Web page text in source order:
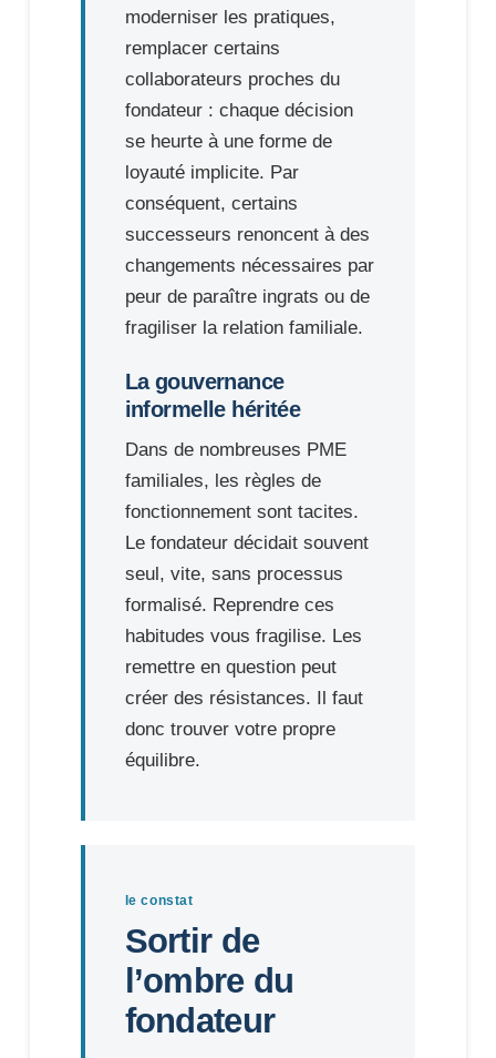
moderniser les pratiques,
remplacer certains
collaborateurs proches du
fondateur : chaque décision
se heurte à une forme de
loyauté implicite. Par
conséquent, certains
successeurs renoncent à des
changements nécessaires par
peur de paraître ingrats ou de
fragiliser la relation familiale.
La gouvernance
informelle héritée
Dans de nombreuses PME
familiales, les règles de
fonctionnement sont tacites.
Le fondateur décidait souvent
seul, vite, sans processus
formalisé. Reprendre ces
habitudes vous fragilise. Les
remettre en question peut
créer des résistances. Il faut
donc trouver votre propre
équilibre.
le constat
Sortir de
l’ombre du
fondateur